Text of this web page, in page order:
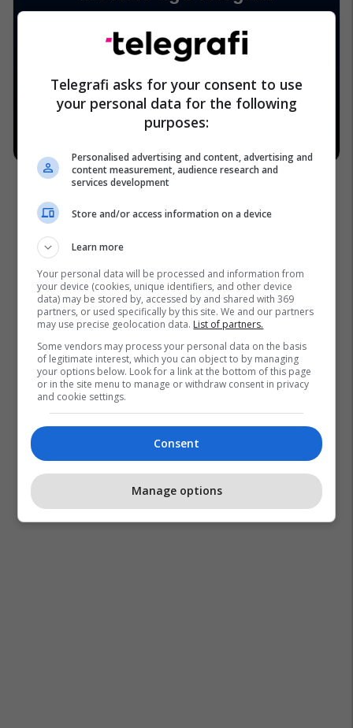
Telegrafi asks for your consent to use
your personal data for the following
purposes:
Personalised advertising and content, advertising and
content measurement, audience research and
services development
Store and/or access information on a device
Learn more
Your personal data will be processed and information from
your device (cookies, unique identifiers, and other device
data) may be stored by, accessed by and shared with 369
partners, or used specifically by this site. We and our partners
may use precise geolocation data. List of partners.
Some vendors may process your personal data on the basis
of legitimate interest, which you can object to by managing
your options below. Look for a link at the bottom of this page
or in the site menu to manage or withdraw consent in privacy
and cookie settings.
Consent
Manage options